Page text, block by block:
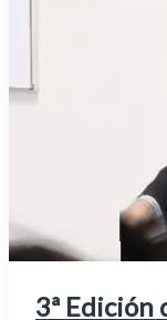
3ª Edición